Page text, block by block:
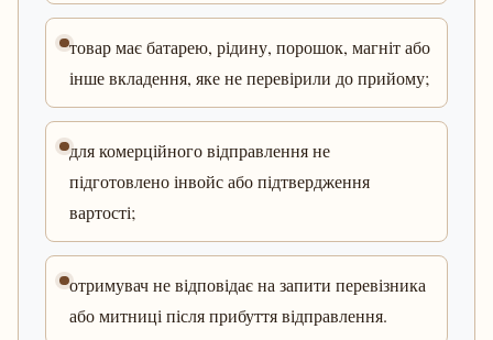
товар має батарею, рідину, порошок, магніт або
інше вкладення, яке не перевірили до прийому;
для комерційного відправлення не
підготовлено інвойс або підтвердження
вартості;
отримувач не відповідає на запити перевізника
або митниці після прибуття відправлення.